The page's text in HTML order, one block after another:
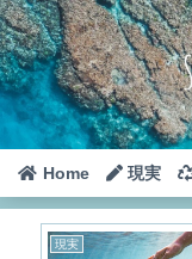
Home 現実
現実